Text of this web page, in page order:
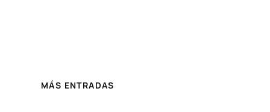
MÁS ENTRADAS